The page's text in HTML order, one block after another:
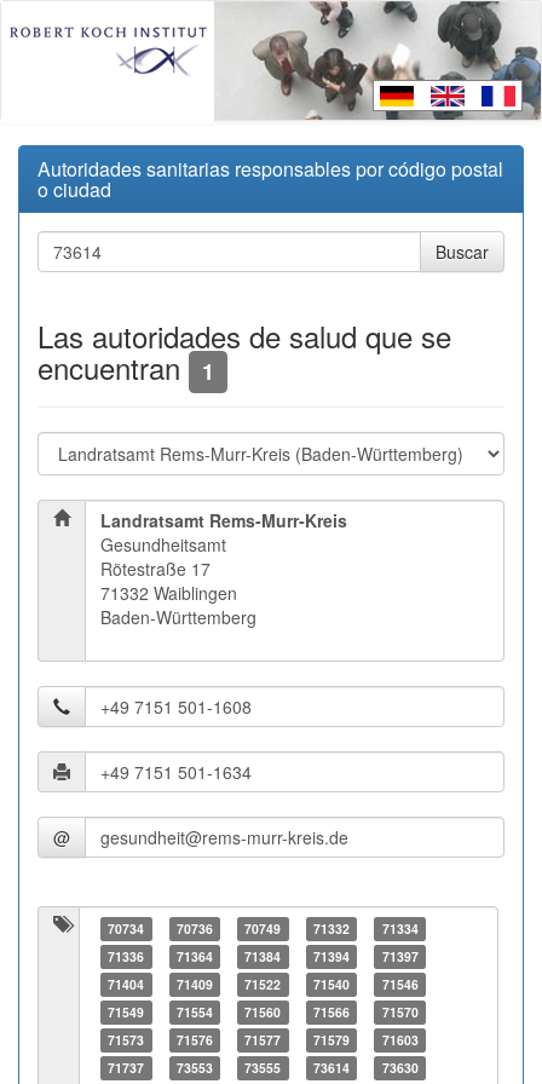
Autoridades sanitarias responsables por código postal
o ciudad
Las autoridades de salud que se
encuentran 1
Landratsamt Rems-Murr-Kreis
Gesundheitsamt
Rötestraße 17
71332 Waiblingen
Baden-Württemberg
@
70734 70736 70749 71332
71334
71336
71364 71384 71394
71397
71404
71409 71522 71540
71546
71549
71554 71560 71566
71570
71573
71576 71577 71579
71603
71737
73553 73555 73614 73630